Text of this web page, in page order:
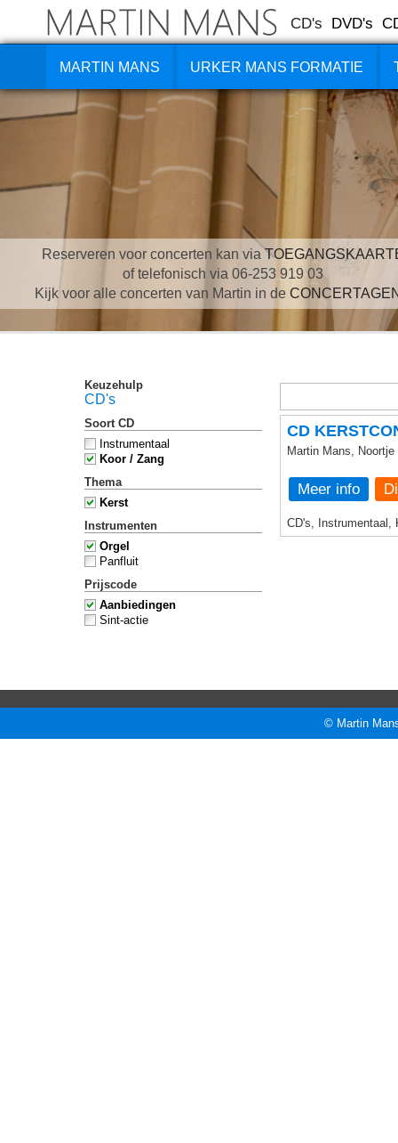
CD's DVD's
MARTIN MANS URKER MANS FORMATIE
Reserveren voor concerten kan via
of telefonisch via 06-253 919 03
Kijk voor alle concerten van Martin in de
Keuzehulp
CD's
Soort CD
Instrumentaal
Koor / Zang
Thema
Kerst
Instrumenten
Orgel
Panfluit
Prijscode
Aanbiedingen
Sint-actie
CD
Martin Mans,
Meer info
CD's, Instrumentaal,
© Martin